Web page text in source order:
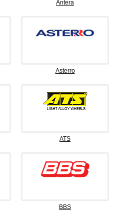
Antera
Asterro
ATS
BBS